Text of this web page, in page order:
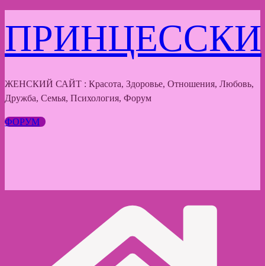
к
содержимому
ПРИНЦЕССКИ
ЖЕНСКИЙ САЙТ : Красота, Здоровье, Отношения, Любовь,
Дружба, Семья, Психология, Форум
ФОРУМ